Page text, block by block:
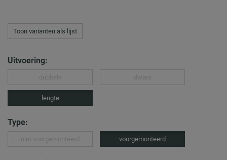
Toon varianten als lijst
Uitvoering:
lengte
Type:
voorgemonteerd